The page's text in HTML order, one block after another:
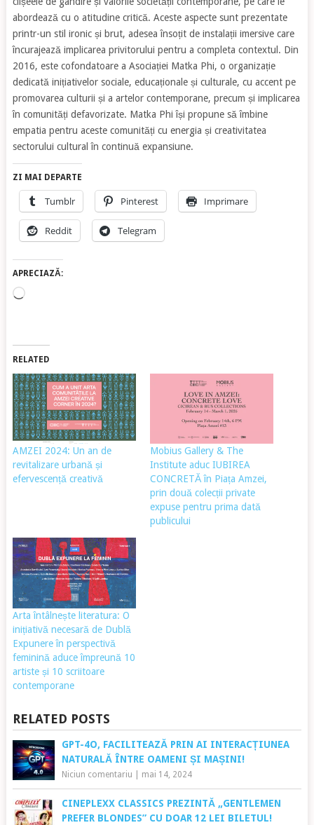
abordează cu o atitudine critică. Aceste aspecte sunt prezentate
printr-un stil ironic și brut, adesea însoțit de instalații imersive care
încurajează implicarea privitorului pentru a completa contextul. Din
2016, este cofondatoare a Asociației Matka Phi, o organizație
dedicată inițiativelor sociale, educaționale și culturale, cu accent pe
promovarea culturii și a artelor contemporane, precum și implicarea
în comunități defavorizate. Matka Phi își propune să îmbine
empatia pentru aceste comunități cu energia și creativitatea
sectorului cultural în continuă expansiune.
ZI MAI DEPARTE
Tumblr Pinterest Imprimare
Reddit Telegram
APRECIAZĂ:
Încarc...
RELATED
AMZEI 2024: Un an de
revitalizare urbană și
efervescență creativă
Mobius Gallery & The
Institute aduc IUBIREA
CONCRETĂ în Piața Amzei,
prin două colecții private
expuse pentru prima dată
publicului
Arta întâlnește literatura: O
inițiativă necesară de Dublă
Expunere în perspectivă
feminină aduce împreună 10
artiste și 10 scriitoare
contemporane
RELATED POSTS
GPT-4O, FACILITEAZĂ PRIN AI INTERACȚIUNEA
NATURALĂ ÎNTRE OAMENI ȘI MAȘINI!
Niciun comentariu mai 14, 2024
CINEPLEXX CLASSICS PREZINTĂ „GENTLEMEN
PREFER BLONDES” CU DOAR 12 LEI BILETUL!